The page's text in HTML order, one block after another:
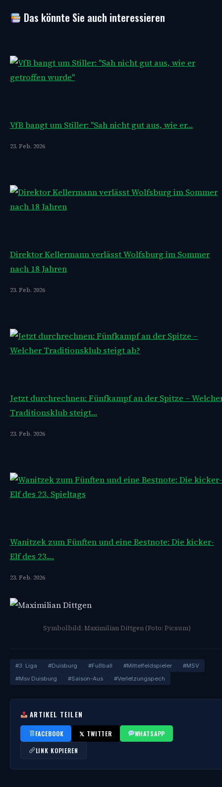
Das könnte Sie auch interessieren
VfB bangt um Stiller: "Sah nicht gut aus, wie er…
23. Feb. 2026
Direktor Kellermann verlässt Wolfsburg im Sommer
nach 18 Jahren
23. Feb. 2026
Jetzt durchrechnen: Fünfkampf an der Spitze –
Traditionsklub steigt…
23. Feb. 2026
Wanitzek zum Fünften und eine Bestnote: Die kicker-
Elf des 23.…
23. Feb. 2026
Symbolbild: Maximilian Dittgen (Foto: Picsum)
#3. Liga #Duisburg #Fußball #Mittelfeldspieler
#MSV
#Msv Duisburg
#Saison-Aus #Verletzungspech
ARTIKEL TEILEN
FACEBOOK 𝕏 TWITTER
WHATSAPP
LINK KOPIEREN